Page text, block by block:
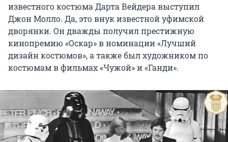
известного костюма Дарта Вейдера выступил
Джон Молло. Да, это внук известной уфимской
дворянки. Он дважды получил престижную
кинопремию «Оскар» в номинации «Лучший
дизайн костюмов», а также был художником по
костюмам в фильмах «Чужой» и «Ганди».